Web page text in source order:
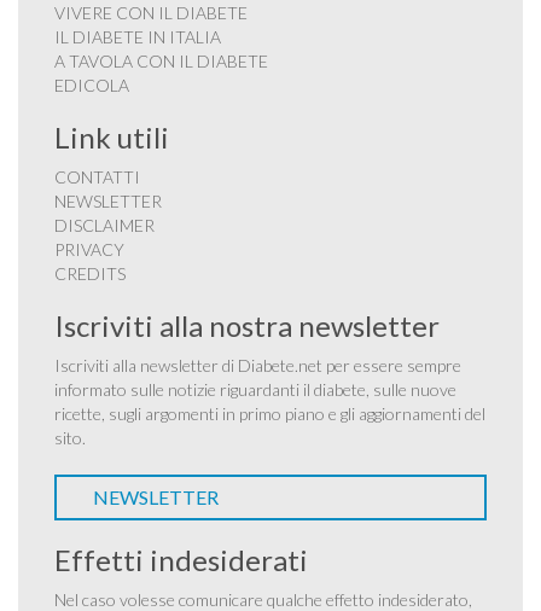
VIVERE CON IL DIABETE
IL DIABETE IN ITALIA
A TAVOLA CON IL DIABETE
EDICOLA
Link utili
CONTATTI
NEWSLETTER
DISCLAIMER
PRIVACY
CREDITS
Iscriviti alla nostra newsletter
Iscriviti alla newsletter di Diabete.net per essere sempre
informato sulle notizie riguardanti il diabete, sulle nuove
ricette, sugli argomenti in primo piano e gli aggiornamenti del
sito.
NEWSLETTER
Effetti indesiderati
Nel caso volesse comunicare qualche effetto indesiderato,